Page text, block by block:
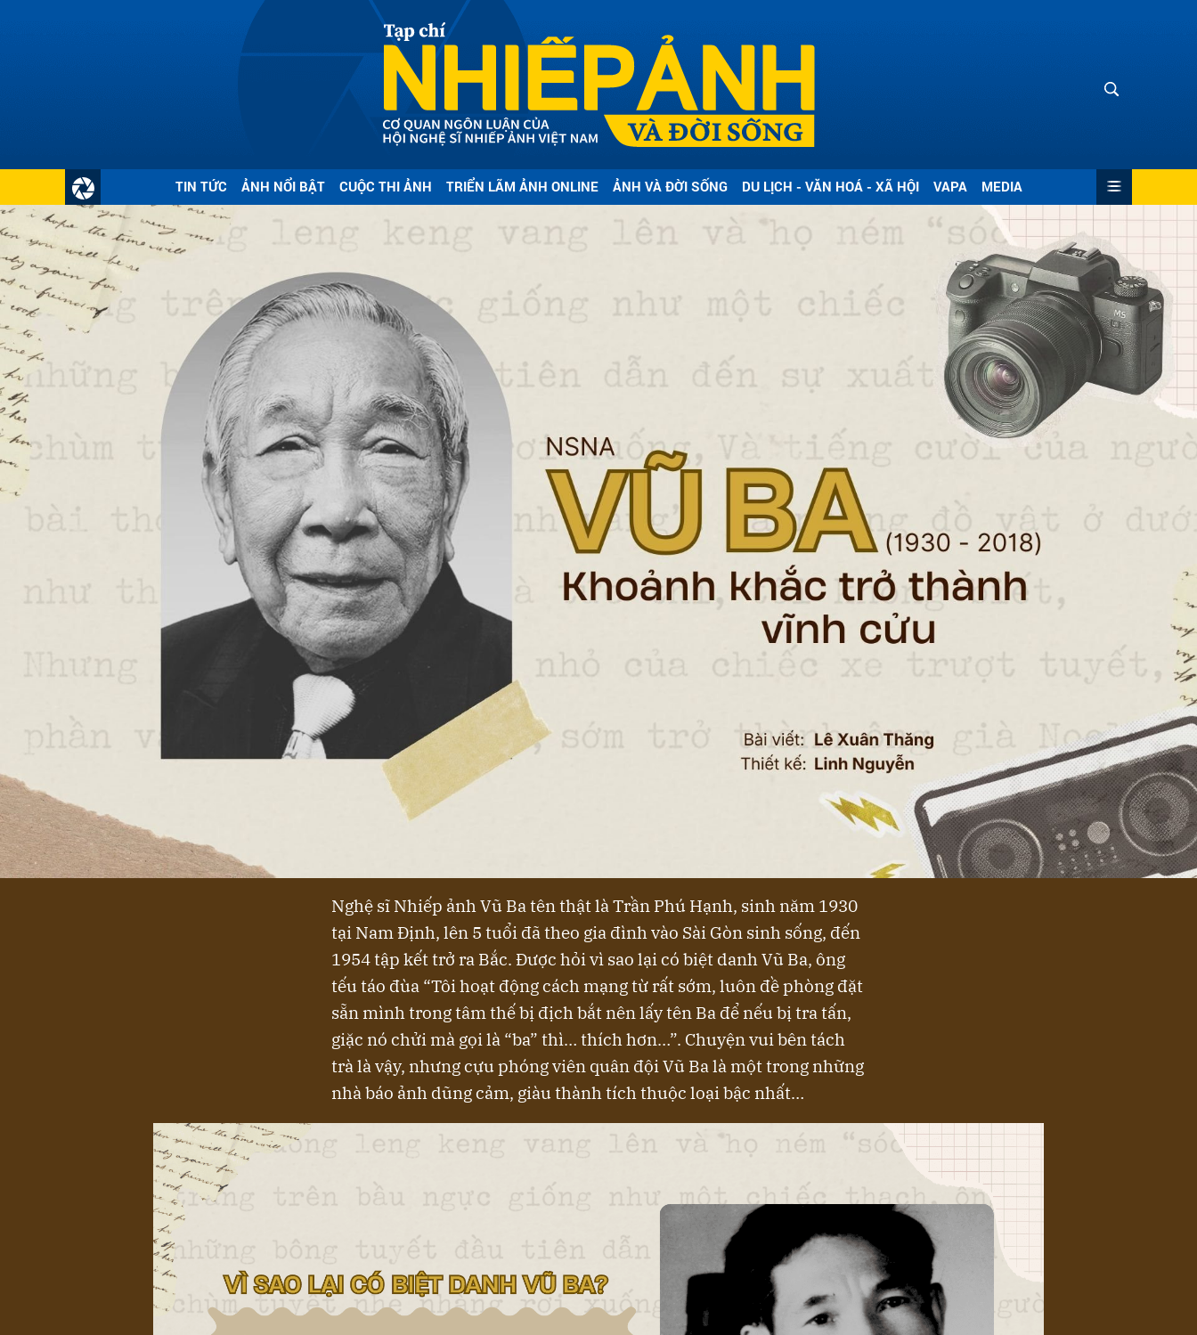
TIN TỨC ẢNH NỔI BẬT CUỘC THI ẢNH TRIỂN LÃM ẢNH ONLINE ẢNH VÀ ĐỜI SỐNG DU LỊCH - VĂN HOÁ - XÃ HỘI VAPA MEDIA
Nghệ sĩ Nhiếp ảnh Vũ Ba tên thật là Trần Phú Hạnh, sinh năm 1930
tại Nam Định, lên 5 tuổi đã theo gia đình vào Sài Gòn sinh sống, đến
1954 tập kết trở ra Bắc. Được hỏi vì sao lại có biệt danh Vũ Ba, ông
tếu táo đùa “Tôi hoạt động cách mạng từ rất sớm, luôn đề phòng đặt
sẵn mình trong tâm thế bị địch bắt nên lấy tên Ba để nếu bị tra tấn,
giặc nó chửi mà gọi là “ba” thì… thích hơn…”. Chuyện vui bên tách
trà là vậy, nhưng cựu phóng viên quân đội Vũ Ba là một trong những
nhà báo ảnh dũng cảm, giàu thành tích thuộc loại bậc nhất…